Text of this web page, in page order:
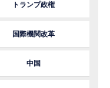
トランプ政権
国際機関改革
中国